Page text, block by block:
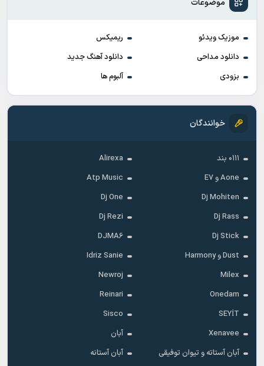
موضوعات
موزیک ویدئو
ریمیکس
دانلود مداحی
دانلود آهنگ جدید
بزودی
آلبوم ها
خوانندگان
۰۱۱۱ بند
Alirexa
Aone و E7
Atp Music
Dj Mohiten
Dj One
Dj Rass
Dj Rezi
Dj Stick
DJMA6
Dust و Harmony
Idriz Sanie
Milex
Newroj
Onedam
Reinari
SEYİT
Sisco
Xenavee
آبان
آبان آستاته و تیوان توفیقی
آبان آستانه